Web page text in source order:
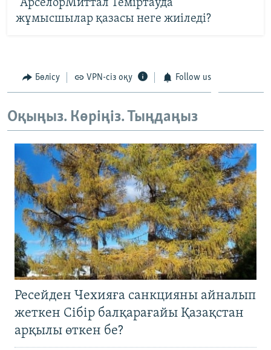
"АрселорМиттал Теміртауда"
жұмысшылар қазасы неге жиіледі?
Бөлісу VPN-сіз оқу Follow us
Оқыңыз. Көріңіз. Тыңдаңыз
Ресейден Чехияға санкцияны айналып
жеткен Сібір балқарағайы Қазақстан
арқылы өткен бе?